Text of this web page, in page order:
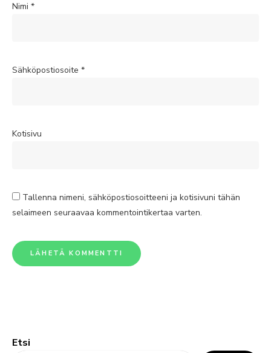
Nimi *
Sähköpostiosoite *
Kotisivu
Tallenna nimeni, sähköpostiosoitteeni ja kotisivuni tähän
selaimeen seuraavaa kommentointikertaa varten.
Etsi